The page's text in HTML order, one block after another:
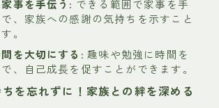
事を手伝う: できる範囲で家事を手
、家族への感謝の気持ちを示すこと
。
を大切にする: 趣味や勉強に時間を
、自己成長を促すことができます。
を忘れずに！家族との絆を深める